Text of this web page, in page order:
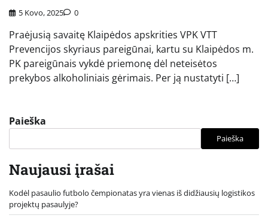
5 Kovo, 2025 0
Praėjusią savaitę Klaipėdos apskrities VPK VTT
Prevencijos skyriaus pareigūnai, kartu su Klaipėdos m.
PK pareigūnais vykdė priemonę dėl neteisėtos
prekybos alkoholiniais gėrimais. Per ją nustatyti […]
Paieška
Paieška
Naujausi įrašai
Kodėl pasaulio futbolo čempionatas yra vienas iš didžiausių logistikos
projektų pasaulyje?